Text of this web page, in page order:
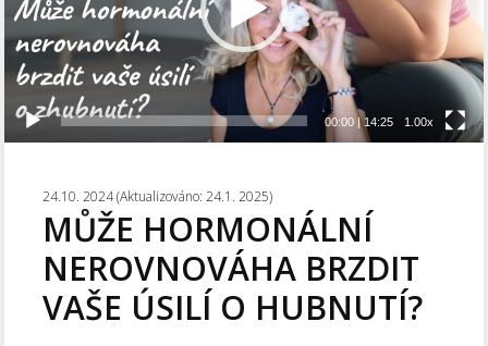
00:00|14:25 1.00x
24.10. 2024 (Aktualizováno: 24.1. 2025)
MŮŽE HORMONÁLNÍ
NEROVNOVÁHA BRZDIT
VAŠE ÚSILÍ O HUBNUTÍ?